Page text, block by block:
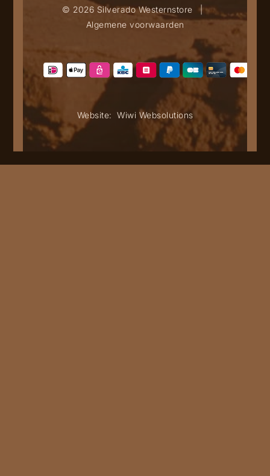
© 2026 Silverado Westernstore
|
Algemene voorwaarden
Website: Wiwi Websolutions